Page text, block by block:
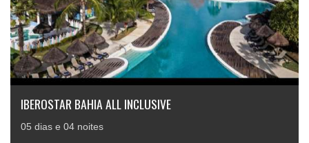
IBEROSTAR BAHIA ALL INCLUSIVE
05 dias e 04 noites